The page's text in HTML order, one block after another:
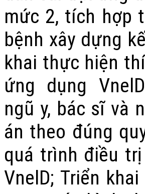
mức 2, tích hợp
bệnh xây dựng
khai thực hiện
ứng dụng
ngũ y, bác sĩ và
án theo đúng
quá trình điều
VnelD; Triển